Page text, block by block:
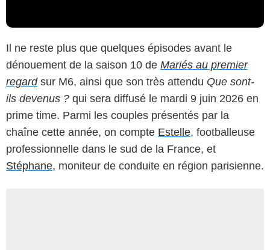
Il ne reste plus que quelques épisodes avant le
dénouement de la saison 10 de Mariés au premier
regardsur M6, ainsi que son très attendu Que sont-
ils devenus ? qui sera diffusé le mardi 9 juin 2026 en
prime time. Parmi les couples présentés par la
chaîne cette année, on compte Estelle, footballeuse
professionnelle dans le sud de la France, et
Stéphane, moniteur de conduite en région parisienne.